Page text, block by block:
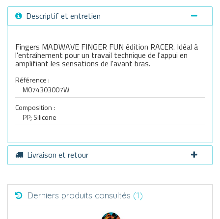
Descriptif et entretien
Fingers MADWAVE FINGER FUN édition RACER. Idéal à
l'entraînement pour un travail technique de l'appui en
amplifiant les sensations de l'avant bras.
Référence :
M074303007W
Composition :
PP; Silicone
Livraison et retour
Derniers produits consultés (1)